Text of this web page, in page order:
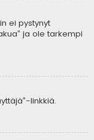
ei pystynyt
ja ole tarkempi
linkkiä.